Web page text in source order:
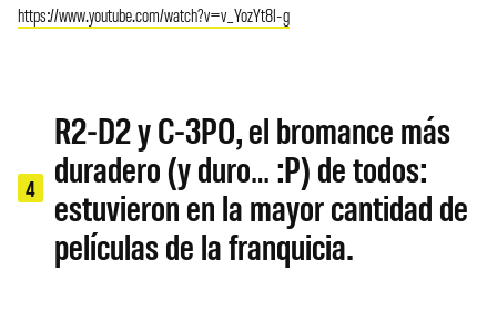
https://www.youtube.com/watch?v=v_YozYt8l-g
4
R2-D2 y C-3PO, el bromance más
duradero (y duro… :P) de todos:
estuvieron en la mayor cantidad de
películas de la franquicia.